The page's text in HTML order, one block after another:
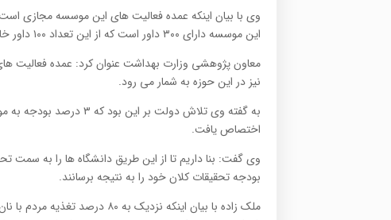
وی با بیان اینکه عمده فعالیت های این موسسه مجازی
این موسسه دارای ۳۰۰ داور است که از این تعداد ۱۰۰ داور خارجی هستند.
معاون پژوهشی وزارت بهداشت عنوان کرد: عمده فعالیت
نیز در این حوزه به شمار می رود.
به گفته وی تلاش دولت
اختصاص یافت.
وی گفت: بنا داریم تا از این طریق دانشگاه ها را به
بودجه تحقیقات کلان خود را به نتیجه برسانند.
ملک زاده با بیان اینکه نزدیک